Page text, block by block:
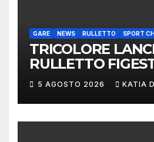
GARE NEWS RULLETTO SPORT
TRICOLORE
RULLETTO
DI CASTELLO
MARCHIGIANI ED
5 AGOSTO 2026 KATIA